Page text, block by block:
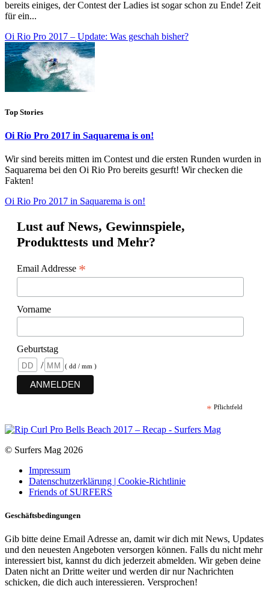
bereits einiges, der Contest der Ladies ist sogar schon zu Ende! Zeit
für ein...
Oi Rio Pro 2017 – Update: Was geschah bisher?
Top Stories
Oi Rio Pro 2017 in Saquarema is on!
Wir sind bereits mitten im Contest und die ersten Runden wurden in
Saquarema bei den Oi Rio Pro bereits gesurft! Wir checken die
Fakten!
Oi Rio Pro 2017 in Saquarema is on!
Lust auf News, Gewinnspiele,
Produkttests und Mehr?
Email Addresse *
Vorname
Geburtstag
/
( dd / mm )
* Pflichtfeld
© Surfers Mag 2026
Impressum
Datenschutzerklärung | Cookie-Richtlinie
Friends of SURFERS
Geschäftsbedingungen
Gib bitte deine Email Adresse an, damit wir dich mit News, Updates
und den neuesten Angeboten versorgen können. Falls du nicht mehr
interessiert bist, kannst du dich jederzeit abmelden. Wir geben deine
Daten nicht an Dritte weiter und werden dir nur Nachrichten
schicken, die dich auch interessieren. Versprochen!